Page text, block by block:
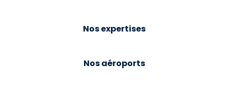
Nos expertises
Nos aéroports